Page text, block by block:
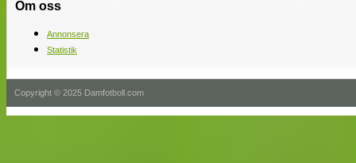
Om oss
Annonsera
Statistik
Copyright © 2025 Damfotboll.com